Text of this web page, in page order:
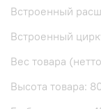
Встроенный
Встроенный
Вес товара
Высота товара: